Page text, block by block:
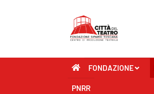
FONDAZIONE
PNRR